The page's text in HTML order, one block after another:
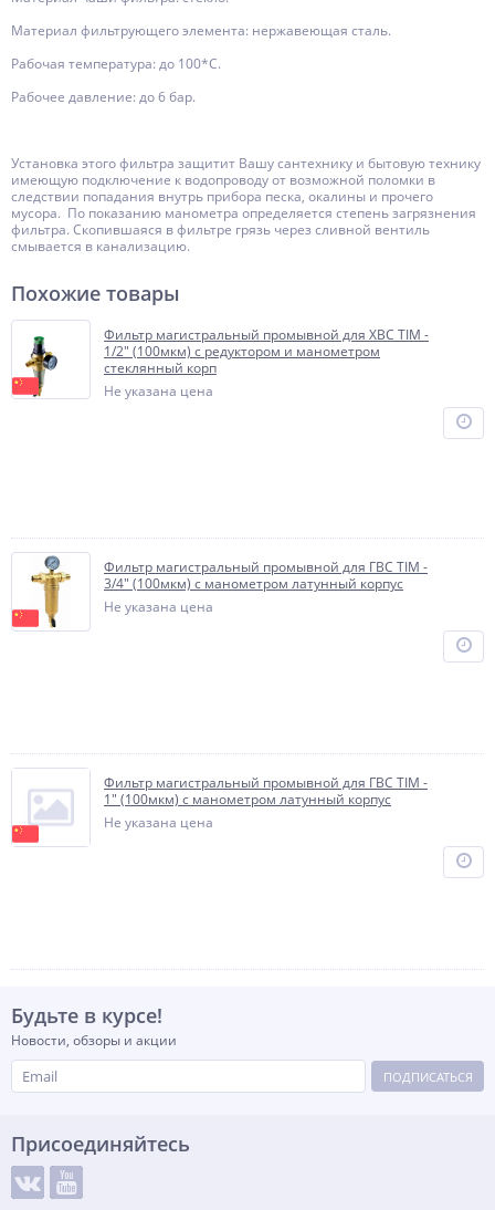
Материал фильтрующего элемента: нержавеющая сталь.
Рабочая температура: до 100*С.
Рабочее давление: до 6 бар.
Установка этого фильтра защитит Вашу сантехнику и бытовую технику
имеющую подключение к водопроводу от возможной поломки в
следствии попадания внутрь прибора песка, окалины и прочего
мусора. По показанию манометра определяется степень загрязнения
фильтра. Скопившаяся в фильтре грязь через сливной вентиль
смывается в канализацию.
Похожие товары
Фильтр магистральный промывной для ХВС TIM -
1/2" (100мкм) с редуктором и манометром
стеклянный корп
Не указана цена
Фильтр магистральный промывной для ГВС TIM -
3/4" (100мкм) с манометром латунный корпус
Не указана цена
Фильтр магистральный промывной для ГВС TIM -
1" (100мкм) с манометром латунный корпус
Не указана цена
Будьте в курсе!
Новости, обзоры и акции
ПОДПИСАТЬСЯ
Присоединяйтесь